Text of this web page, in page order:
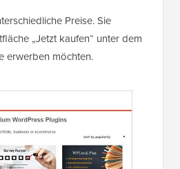
Preise. Sie
„Jetzt kaufen“ unter dem
erwerben möchten.